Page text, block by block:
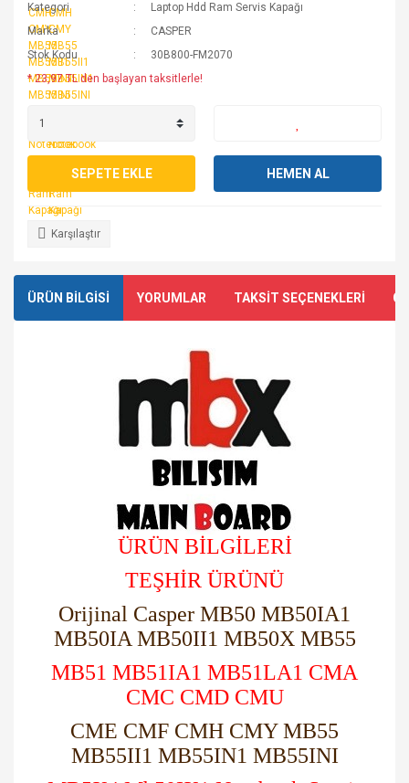
Kategori
Laptop Hdd Ram Servis Kapağı
Marka
CASPER
Stok Kodu
30B800-FM2070
* 23,97 TL den başlayan taksitlerle!
SEPETE EKLE HEMEN AL
Karşılaştır
ÜRÜN BİLGİSİ YORUMLAR TAKSİT SEÇENEKLERİ
ÜRÜN BİLGİLERİ
TEŞHİR ÜRÜNÜ
Orijinal Casper MB50 MB50IA1
MB50IA MB50II1 MB50X MB55
MB51 MB51IA1 MB51LA1 CMA
CMC CMD CMU
CME CMF CMH CMY MB55
MB55II1 MB55IN1 MB55INI